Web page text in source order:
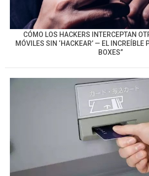
CÓMO LOS HACKERS INTERCEPTAN
MÓVILES SIN ‘HACKEAR’ — EL INCREÍBLE
BOXES”